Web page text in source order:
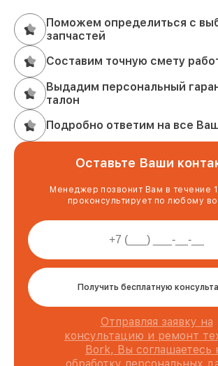
Поможем определиться с
запчастей
Составим точную смету
Выдадим персональный
талон
Подробно ответим на все
Оставьте Ваши
Менеджер позвонит Вам в течение
проконсультирует по любому
Получить бесплатную
Отправляя заявку на
консультацию и ремонт
Bork, Вы соглашаетесь
обработку персональных